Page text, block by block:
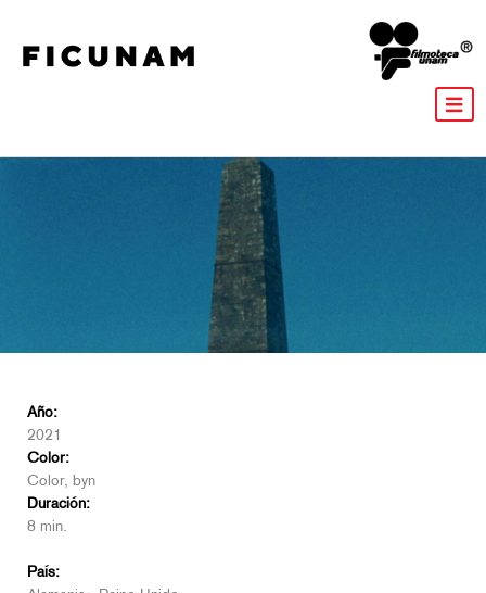
Año:
2021
Color:
Color, byn
Duración:
8 min.
País: